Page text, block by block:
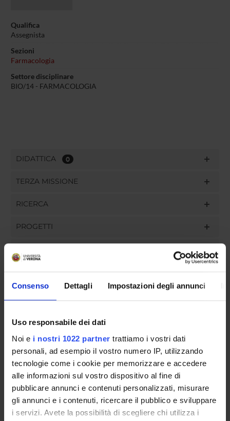
Consenso Dettagli Impostazioni degli annunci
Uso responsabile dei dati
Noi e i nostri 1022 partner trattiamo i vostri dati
personali, ad esempio il vostro numero IP, utilizzando
tecnologie come i cookie per memorizzare e accedere
alle informazioni sul vostro dispositivo al fine di
pubblicare annunci e contenuti personalizzati, misurare
gli annunci e i contenuti, ricercare il pubblico e sviluppare
i servizi. Avete la possibilità di scegliere chi utilizza i
Qualifica
Assegnista
Sezioni
Farmacologia
Settore disciplinare
BIO/14 - FARMACOLOGIA
DIDATTICA 0
TERZA MISSIONE
RICERCA
PROGETTI
GOVERNANCE
COMMISSIONI
UFFICI E STRUTTURE DI SERVIZIO
SERVIZI DI SEGRETERIA STUDENTI